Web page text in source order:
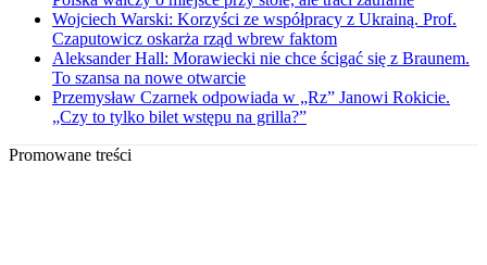
Wojciech Warski: Korzyści ze współpracy z Ukrainą. Prof.
Czaputowicz oskarża rząd wbrew faktom
Aleksander Hall: Morawiecki nie chce ścigać się z Braunem.
To szansa na nowe otwarcie
Przemysław Czarnek odpowiada w „Rz” Janowi Rokicie.
„Czy to tylko bilet wstępu na grilla?”
Promowane treści